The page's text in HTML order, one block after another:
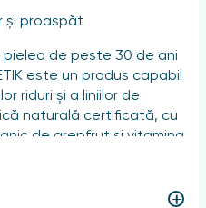
și proaspăt
de peste 30 de ani
este un produs capabil
riduri și a liniilor de
naturală certificată, cu
de grepfrut și vitamina
factorilor externi.
pielii se
devine vizibil mai